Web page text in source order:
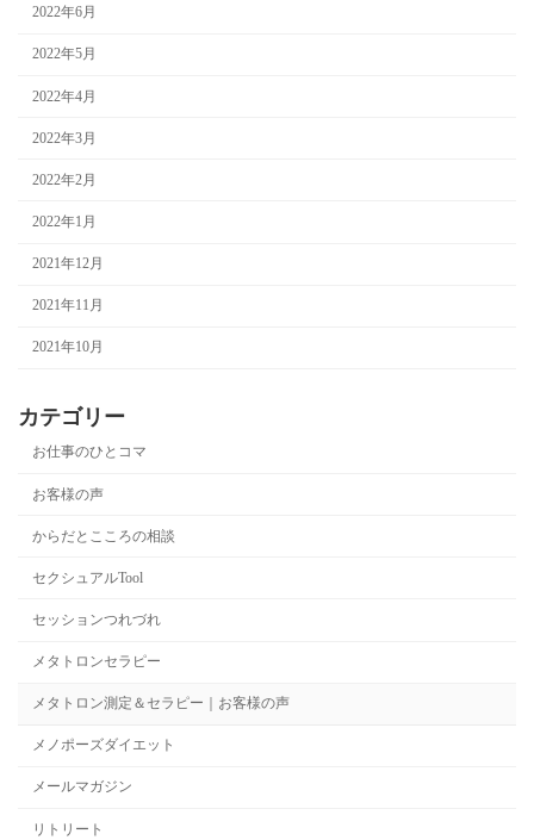
2022年6月
2022年5月
2022年4月
2022年3月
2022年2月
2022年1月
2021年12月
2021年11月
2021年10月
カテゴリー
お仕事のひとコマ
お客様の声
からだとこころの相談
セクシュアルTool
セッションつれづれ
メタトロンセラピー
メタトロン測定＆セラピー｜お客様の声
メノポーズダイエット
メールマガジン
リトリート